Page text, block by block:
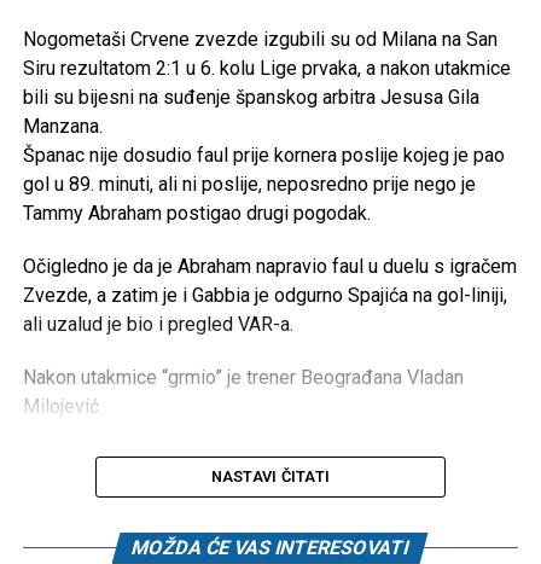
Nogometaši Crvene zvezde izgubili su od Milana na San
Siru rezultatom 2:1 u 6. kolu Lige prvaka, a nakon utakmice
bili su bijesni na suđenje španskog arbitra Jesusa Gila
Manzana.
Španac nije dosudio faul prije kornera poslije kojeg je pao
gol u 89. minuti, ali ni poslije, neposredno prije nego je
Tammy Abraham postigao drugi pogodak.
Očigledno je da je Abraham napravio faul u duelu s igračem
Zvezde, a zatim je i Gabbia je odgurno Spajića na gol-liniji,
ali uzalud je bio i pregled VAR-a.
Nakon utakmice “grmio” je trener Beograđana Vladan
Milojević.
NASTAVI ČITATI
MOŽDA ĆE VAS INTERESOVATI